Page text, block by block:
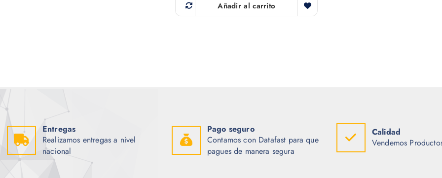
Añadir al carrito
Entregas
Realizamos entregas a nivel
nacional
Pago seguro
Contamos con Datafast para que
pagues de manera segura
Calidad
Vendemos